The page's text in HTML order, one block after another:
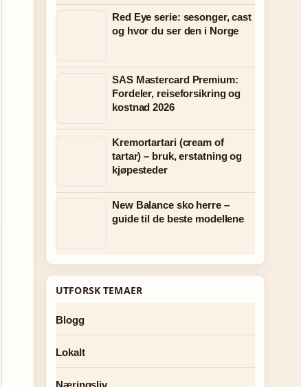
Red Eye serie: sesonger, cast
og hvor du ser den i Norge
SAS Mastercard Premium:
Fordeler, reiseforsikring og
kostnad 2026
Kremortartari (cream of
tartar) – bruk, erstatning og
kjøpesteder
New Balance sko herre –
guide til de beste modellene
UTFORSK TEMAER
Blogg
Lokalt
Næringsliv